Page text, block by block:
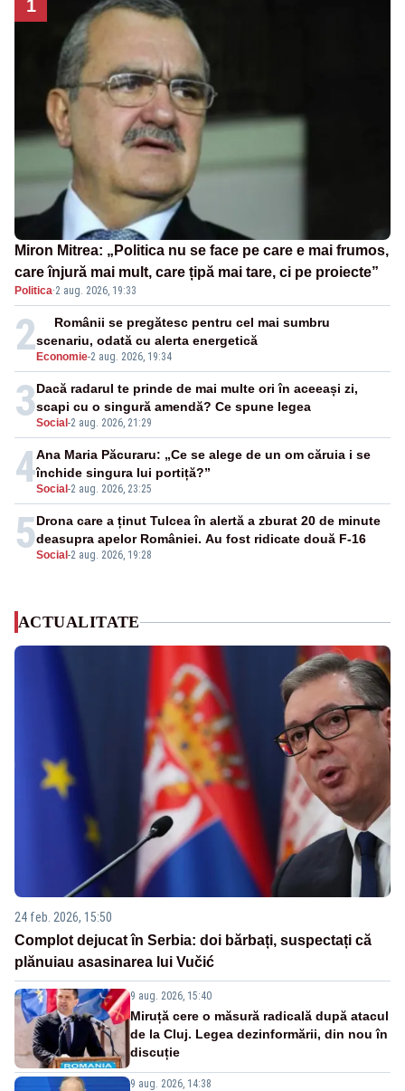
1
Miron Mitrea: „Politica nu se face pe care e mai frumos,
care înjură mai mult, care țipă mai tare, ci pe proiecte”
Politica·2 aug. 2026, 19:33
2 Economie-2 aug. 2026, 19:34
Românii se pregătesc pentru cel mai sumbru
scenariu, odată cu alerta energetică
3Social -2 aug. 2026, 21:29
Dacă radarul te prinde de mai multe ori în aceeași zi,
scapi cu o singură amendă? Ce spune legea
4Social -2 aug. 2026, 23:25
Ana Maria Păcuraru: „Ce se alege de un om căruia i se
închide singura lui portiță?”
5Social -2 aug. 2026, 19:28
Drona care a ținut Tulcea în alertă a zburat 20 de minute
deasupra apelor României. Au fost ridicate două F-16
ACTUALITATE
24 feb. 2026, 15:50
Complot dejucat în Serbia: doi bărbați, suspectați că
plănuiau asasinarea lui Vučić
9 aug. 2026, 15:40
Miruță cere o măsură radicală după atacul
de la Cluj. Legea dezinformării, din nou în
discuție
9 aug. 2026, 14:38